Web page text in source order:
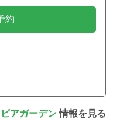
約
ビアガーデン情報を見る